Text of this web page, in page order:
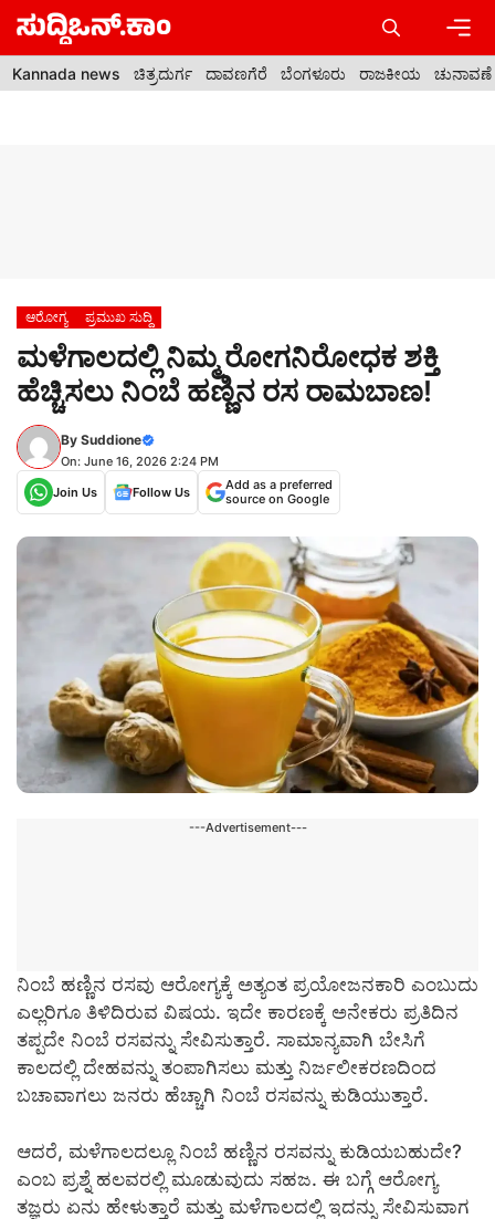
Skip
content
Kannada news ಚಿತ್ರದುರ್ಗ ದಾವಣಗೆರೆ ಬೆಂಗಳೂರು ರಾಜಕೀಯ ಚುನಾವಣೆ
ಆರೋಗ್ಯ ಪ್ರಮುಖ ಸುದ್ದಿ
ಮಳೆಗಾಲದಲ್ಲಿ ನಿಮ್ಮ ರೋಗನಿರೋಧಕ ಶಕ್ತಿ
ಹೆಚ್ಚಿಸಲು ನಿಂಬೆ ಹಣ್ಣಿನ ರಸ ರಾಮಬಾಣ!
By Suddione
On: June 16, 2026 2:24 PM
Join Us
Follow Us
Add as a preferred
source on Google
---Advertisement---
ನಿಂಬೆ ಹಣ್ಣಿನ ರಸವು ಆರೋಗ್ಯಕ್ಕೆ ಅತ್ಯಂತ ಪ್ರಯೋಜನಕಾರಿ ಎಂಬುದು
ಎಲ್ಲರಿಗೂ ತಿಳಿದಿರುವ ವಿಷಯ. ಇದೇ ಕಾರಣಕ್ಕೆ ಅನೇಕರು ಪ್ರತಿದಿನ
ತಪ್ಪದೇ ನಿಂಬೆ ರಸವನ್ನು ಸೇವಿಸುತ್ತಾರೆ. ಸಾಮಾನ್ಯವಾಗಿ ಬೇಸಿಗೆ
ಕಾಲದಲ್ಲಿ ದೇಹವನ್ನು ತಂಪಾಗಿಸಲು ಮತ್ತು ನಿರ್ಜಲೀಕರಣದಿಂದ
ಬಚಾವಾಗಲು ಜನರು ಹೆಚ್ಚಾಗಿ ನಿಂಬೆ ರಸವನ್ನು ಕುಡಿಯುತ್ತಾರೆ.
ಆದರೆ, ಮಳೆಗಾಲದಲ್ಲೂ ನಿಂಬೆ ಹಣ್ಣಿನ ರಸವನ್ನು ಕುಡಿಯಬಹುದೇ?
ಎಂಬ ಪ್ರಶ್ನೆ ಹಲವರಲ್ಲಿ ಮೂಡುವುದು ಸಹಜ. ಈ ಬಗ್ಗೆ ಆರೋಗ್ಯ
ತಜ್ಞರು ಏನು ಹೇಳುತ್ತಾರೆ ಮತ್ತು ಮಳೆಗಾಲದಲ್ಲಿ ಇದನ್ನು ಸೇವಿಸುವಾಗ